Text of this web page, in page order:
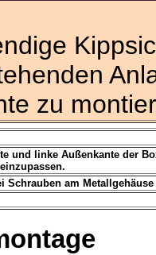
zu
und linke Außenkante der
Schrauben am